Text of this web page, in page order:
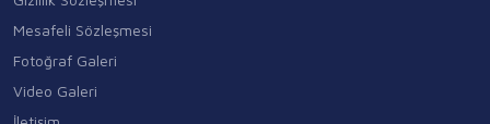
Mesafeli Sözleşmesi
Fotoğraf Galeri
Video Galeri